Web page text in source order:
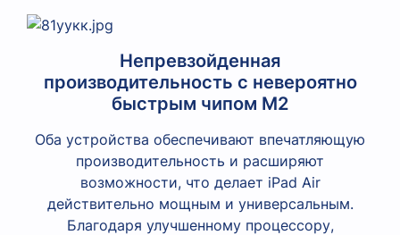
Непревзойденная
производительность с невероятно
быстрым чипом М2
Оба устройства обеспечивают впечатляющую
производительность и расширяют
возможности, что делает iPad Air
действительно мощным и универсальным.
Благодаря улучшенному процессору,